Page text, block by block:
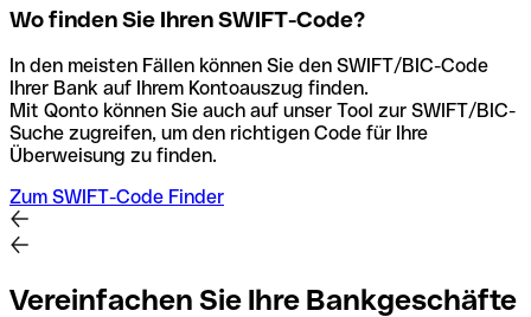
Wo finden Sie Ihren SWIFT-Code?
In den meisten Fällen können Sie den SWIFT/BIC-Code
Ihrer Bank auf Ihrem Kontoauszug finden.
Mit Qonto können Sie auch auf unser Tool zur SWIFT/BIC-
Suche zugreifen, um den richtigen Code für Ihre
Überweisung zu finden.
Zum SWIFT-Code Finder
Vereinfachen Sie Ihre Bankgeschäfte